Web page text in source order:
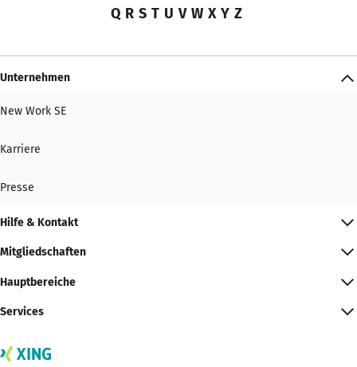
Q R S T U V W X Y Z
Unternehmen
New Work SE
Karriere
Presse
Hilfe & Kontakt
Mitgliedschaften
Hauptbereiche
Services